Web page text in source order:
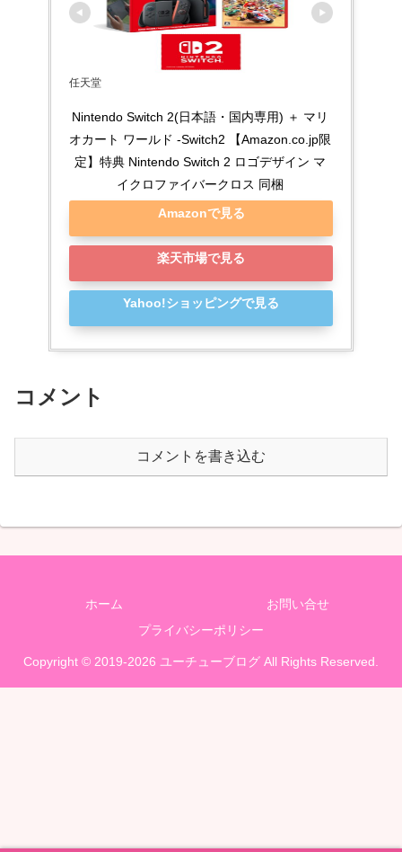
任天堂
Nintendo Switch 2(日本語・国内専用) ＋ マリ
オカート ワールド -Switch2 【Amazon.co.jp限
定】特典 Nintendo Switch 2 ロゴデザイン マ
イクロファイバークロス 同梱
Amazonで見る
楽天市場で見る
Yahoo!ショッピングで見る
コメント
コメントを書き込む
ホーム
お問い合せ
プライバシーポリシー
Copyright © 2019-2026 ユーチューブログ All Rights Reserved.